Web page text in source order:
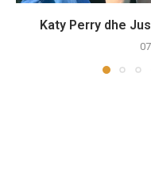
Katy Perry dhe